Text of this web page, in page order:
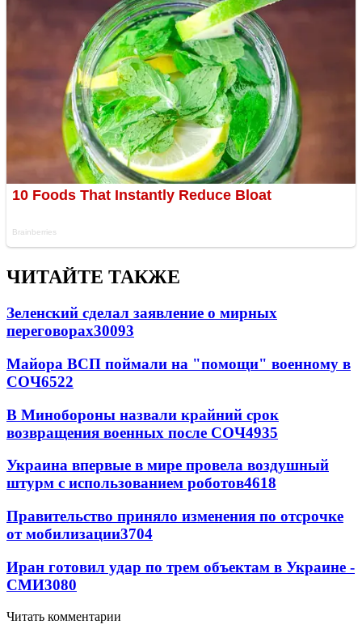
ЧИТАЙТЕ ТАКЖЕ
Зеленский сделал заявление о мирных
переговорах30093
Майора ВСП поймали на "помощи" военному в
СОЧ6522
В Минобороны назвали крайний срок
возвращения военных после СОЧ4935
Украина впервые в мире провела воздушный
штурм с использованием роботов4618
Правительство приняло изменения по отсрочке
от мобилизации3704
Иран готовил удар по трем объектам в Украине -
СМИ3080
Читать комментарии